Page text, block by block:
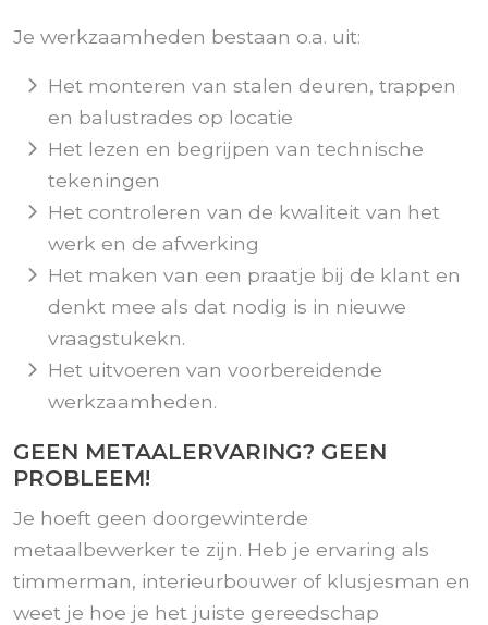
Je werkzaamheden bestaan o.a. uit:
Het monteren van stalen deuren, trappen
en balustrades op locatie
Het lezen en begrijpen van technische
tekeningen
Het controleren van de kwaliteit van het
werk en de afwerking
Het maken van een praatje bij de klant en
denkt mee als dat nodig is in nieuwe
vraagstukekn.
Het uitvoeren van voorbereidende
werkzaamheden.
GEEN METAALERVARING? GEEN
PROBLEEM!
Je hoeft geen doorgewinterde
metaalbewerker te zijn. Heb je ervaring als
timmerman, interieurbouwer of klusjesman en
weet je hoe je het juiste gereedschap